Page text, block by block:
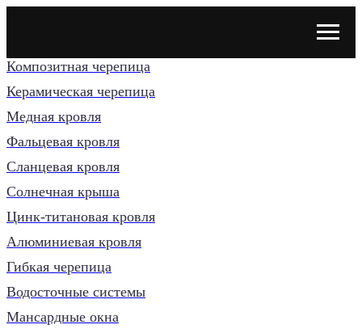
Композитная черепица
Керамическая черепица
Медная кровля
Фальцевая кровля
Сланцевая кровля
Солнечная крыша
Цинк-титановая кровля
Алюминиевая кровля
Гибкая черепица
Водосточные системы
Мансардные окна